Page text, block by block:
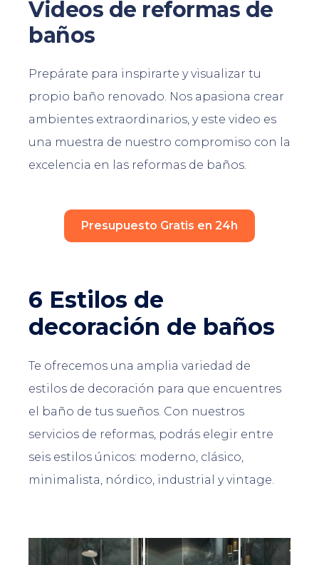
Videos de reformas de
baños
Prepárate para inspirarte y visualizar tu
propio baño renovado. Nos apasiona crear
ambientes extraordinarios, y este video es
una muestra de nuestro compromiso con la
excelencia en las reformas de baños.
Presupuesto Gratis en 24h
6 Estilos de
decoración de baños
Te ofrecemos una amplia variedad de
estilos de decoración para que encuentres
el baño de tus sueños. Con nuestros
servicios de reformas, podrás elegir entre
seis estilos únicos: moderno, clásico,
minimalista, nórdico, industrial y vintage.